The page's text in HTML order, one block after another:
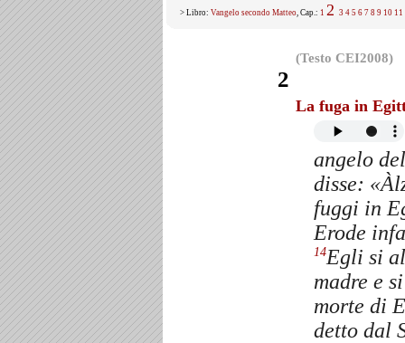
> Libro: Vangelo secondo Matteo, Cap.: 1 2 3 4 5 6 7 8 9 10 11
(Testo CEI2008)
2
La fuga in
angelo
disse:
fuggi in
Erode
14Egli si
madre e
morte di
detto dal